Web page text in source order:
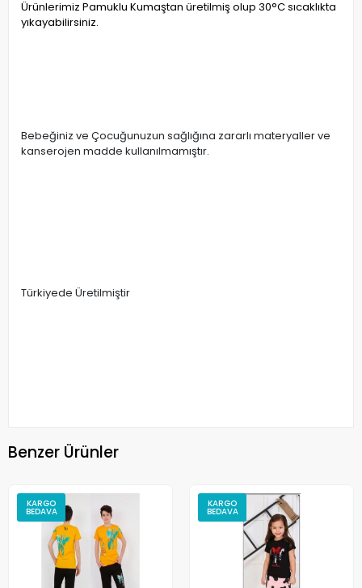
Ürünlerimiz Pamuklu Kumaştan üretilmiş olup 30°C sıcaklıkta
yıkayabilirsiniz.
Bebeğiniz ve Çocuğunuzun sağlığına zararlı materyaller ve
kanserojen madde kullanılmamıştır.
Türkiyede Üretilmiştir
Benzer Ürünler
KARGO
BEDAVA
KARGO
BEDAVA